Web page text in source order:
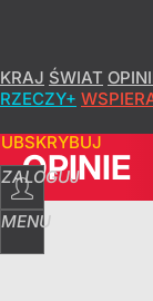
KRAJ ŚWIAT
RZECZY+
ZALOGUJ
MENU
OPINIE